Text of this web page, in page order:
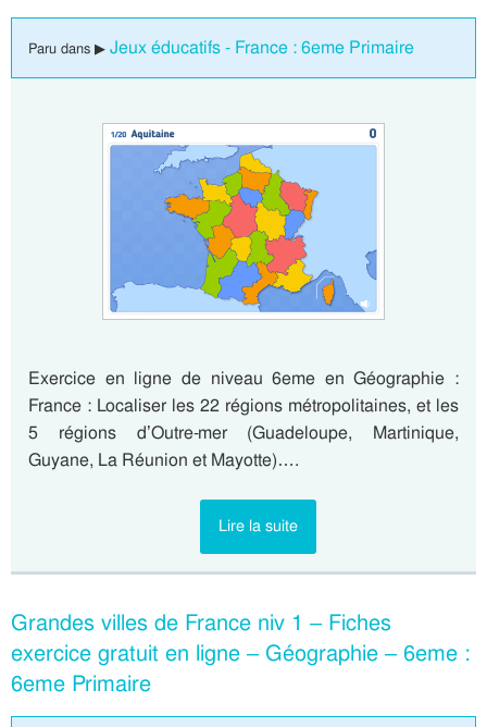
Paru dans ▶ Jeux éducatifs - France : 6eme Primaire
Exercice en ligne de niveau 6eme en Géographie :
France : Localiser les 22 régions métropolitaines, et les
5 régions d’Outre-mer (Guadeloupe, Martinique,
Guyane, La Réunion et Mayotte)….
Lire la suite
Grandes villes de France niv 1 – Fiches
exercice gratuit en ligne – Géographie – 6eme :
6eme Primaire